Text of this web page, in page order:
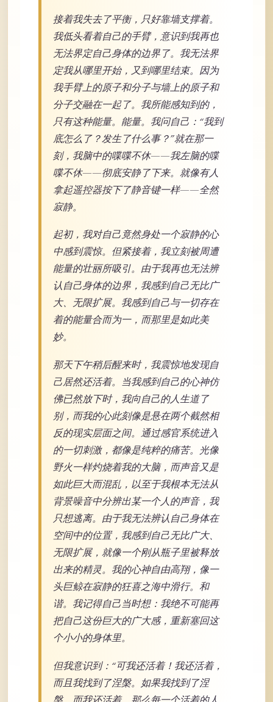
接着我失去了平衡，只好靠墙支撑着。
我低头看着自己的手臂，意识到我再也
无法界定自己身体的边界了。我无法界
定我从哪里开始，又到哪里结束。因为
我手臂上的原子和分子与墙上的原子和
分子交融在一起了。我所能感知到的，
只有这种能量。能量。我问自己：“我到
底怎么了？发生了什么事？”就在那一
刻，我脑中的喋喋不休——我左脑的喋
喋不休——彻底安静了下来。就像有人
拿起遥控器按下了静音键一样——全然
寂静。
起初，我对自己竟然身处一个寂静的心
中感到震惊。但紧接着，我立刻被周遭
能量的壮丽所吸引。由于我再也无法辨
认自己身体的边界，我感到自己无比广
大、无限扩展。我感到自己与一切存在
着的能量合而为一，而那里是如此美
妙。
那天下午稍后醒来时，我震惊地发现自
己居然还活着。当我感到自己的心神仿
佛已然放下时，我向自己的人生道了
别，而我的心此刻像是悬在两个截然相
反的现实层面之间。通过感官系统进入
的一切刺激，都像是纯粹的痛苦。光像
野火一样灼烧着我的大脑，而声音又是
如此巨大而混乱，以至于我根本无法从
背景噪音中分辨出某一个人的声音，我
只想逃离。由于我无法辨认自己身体在
空间中的位置，我感到自己无比广大、
无限扩展，就像一个刚从瓶子里被释放
出来的精灵。我的心神自由高翔，像一
头巨鲸在寂静的狂喜之海中滑行。和
谐。我记得自己当时想：我绝不可能再
把自己这份巨大的广大感，重新塞回这
个小小的身体里。
但我意识到：“可我还活着！我还活着，
而且我找到了涅槃。如果我找到了涅